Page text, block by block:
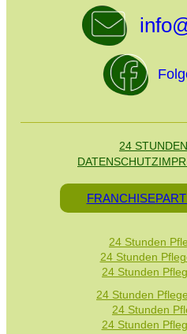
24
DATENSCHUTZ
24 Stunden
24 Stunden
24 Stunden
24 Stunden
24 Stunden
24 Stunden